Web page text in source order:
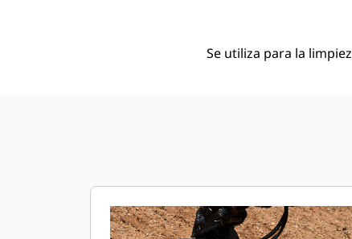
Se utiliza para la